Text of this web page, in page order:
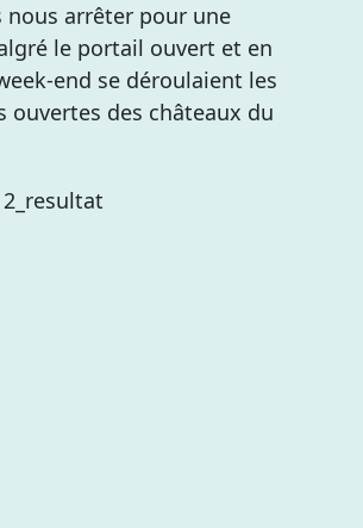
nous arrêter pour une
le portail ouvert et en
end se déroulaient les
ouvertes des châteaux du